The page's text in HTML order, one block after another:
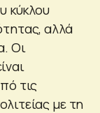
κύκλου
αλλά
Οι
τις
με τη